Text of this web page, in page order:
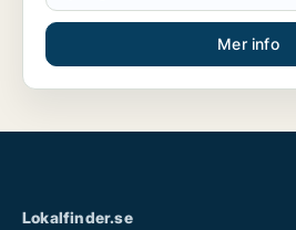
Mer info
Lokalfinder.se